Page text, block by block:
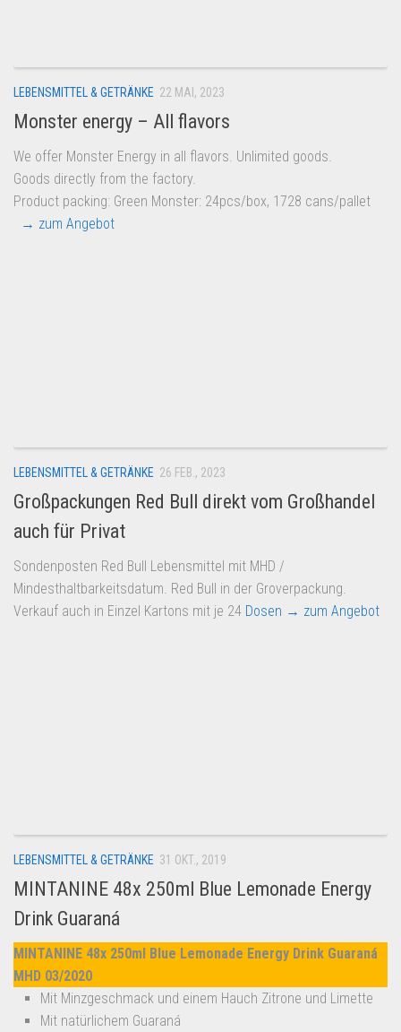
Amazon
Aldi
Lidl
Kostenlos verkaufen
Anmelden
LEBENSMITTEL & GETRÄNKE 22 MAI, 2023
Monster energy – All flavors
We offer Monster Energy in all flavors. Unlimited goods.
Goods directly from the factory.
Product packing: Green Monster: 24pcs/box, 1728 cans/pallet
→ zum Angebot
LEBENSMITTEL & GETRÄNKE 26 FEB., 2023
Großpackungen Red Bull direkt vom Großhandel
auch für Privat
Sondenposten Red Bull Lebensmittel mit MHD /
Mindesthaltbarkeitsdatum. Red Bull in der Groverpackung.
Verkauf auch in Einzel Kartons mit je 24 Dosen → zum Angebot
LEBENSMITTEL & GETRÄNKE 31 OKT., 2019
MINTANINE 48x 250ml Blue Lemonade Energy
Drink Guaraná
MINTANINE 48x 250ml Blue Lemonade Energy Drink Guaraná
MHD 03/2020
Mit Minzgeschmack und einem Hauch Zitrone und Limette
Mit natürlichem Guaraná